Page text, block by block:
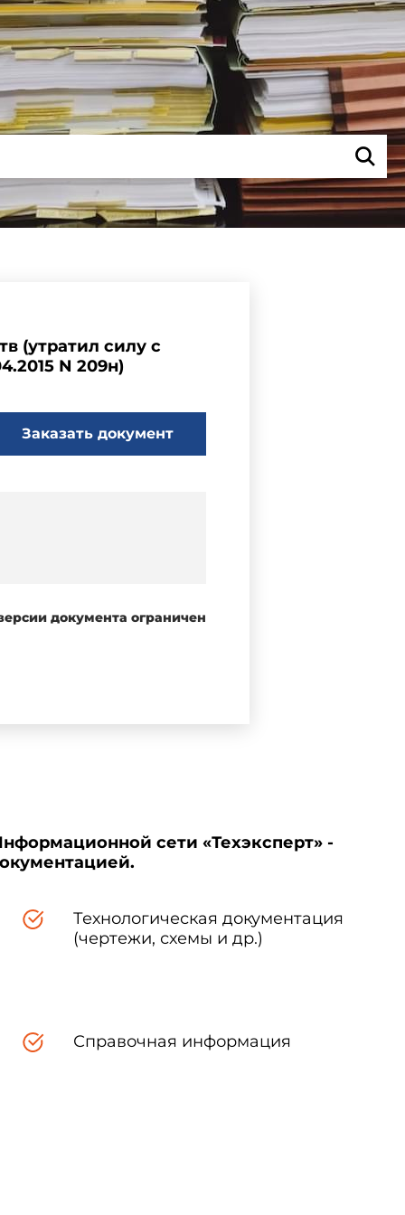
(утратил силу с
N 209н)
Заказать документ
документа ограничен
сети «Техэксперт» -
Технологическая документация
(чертежи, схемы и др.)
Справочная информация